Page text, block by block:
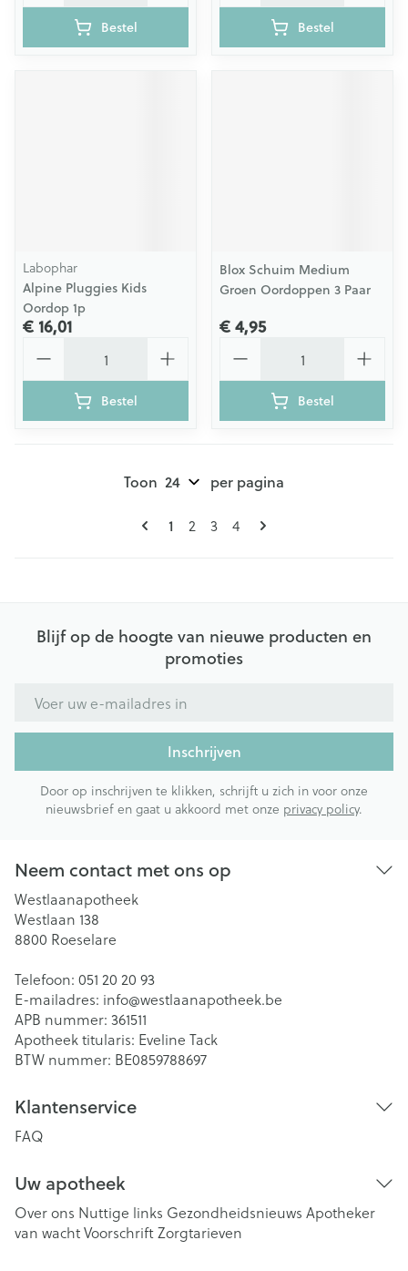
Bestel Bestel
Labophar
Alpine Pluggies Kids
Oordop 1p
€ 16,01
Bestel
Blox Schuim Medium
Groen Oordoppen 3 Paar
€ 4,95
Bestel
Pagina's
U lees momenteel pagina
1 Pagina
2 Pagina
3 Pagina
4
Toon per pagina
Blijf op de hoogte van nieuwe producten en
promoties
Inschrijven
Door op inschrijven te klikken, schrijft u zich in voor onze
nieuwsbrief en gaat u akkoord met onze privacy policy.
Neem contact met ons op
Westlaanapotheek
Westlaan 138
8800 Roeselare
Telefoon: 051 20 20 93
E-mailadres: info@westlaanapotheek.be
APB nummer: 361511
Apotheek titularis: Eveline Tack
BTW nummer: BE0859788697
Klantenservice
FAQ
Uw apotheek
Over ons Nuttige links Gezondheidsnieuws Apotheker
van wachtVoorschriftZorgtarieven